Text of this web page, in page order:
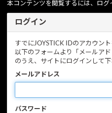
本コンテンツを閲覧するには、ログ
ログイン
すでにJOYSTICK IDのアカウン
以下のフォームより「メールア
のうえ、サイトにログインして下
メールアドレス
パスワード